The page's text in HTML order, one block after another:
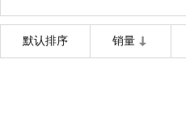
默认排序 销量